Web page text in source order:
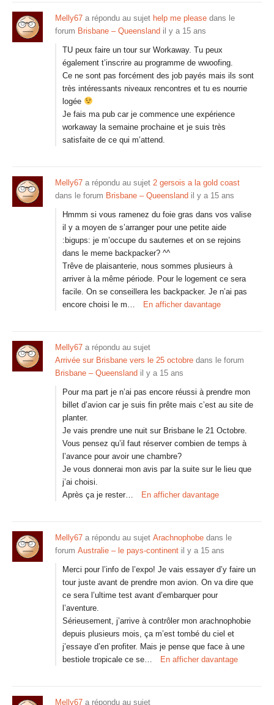
Melly67 a répondu au sujet help me please dans le
forum Brisbane – Queensland il y a 15 ans
TU peux faire un tour sur Workaway. Tu peux
également t’inscrire au programme de wwoofing.
Ce ne sont pas forcément des job payés mais ils sont
très intéressants niveaux rencontres et tu es nourrie
logée
Je fais ma pub car je commence une expérience
workaway la semaine prochaine et je suis très
satisfaite de ce qui m’attend.
Melly67 a répondu au sujet 2 gersois a la gold coast
dans le forum Brisbane – Queensland il y a 15 ans
Hmmm si vous ramenez du foie gras dans vos valise
il y a moyen de s’arranger pour une petite aide
:bigups: je m’occupe du sauternes et on se rejoins
dans le meme backpacker? ^^
Trêve de plaisanterie, nous sommes plusieurs à
arriver à la même période. Pour le logement ce sera
facile. On se conseillera les backpacker. Je n’ai pas
encore choisi le m…
En afficher davantage
Melly67 a répondu au sujet
Arrivée sur Brisbane vers le 25 octobre dans le forum
Brisbane – Queensland il y a 15 ans
Pour ma part je n’ai pas encore réussi à prendre mon
billet d’avion car je suis fin prête mais c’est au site de
planter.
Je vais prendre une nuit sur Brisbane le 21 Octobre.
Vous pensez qu’il faut réserver combien de temps à
l’avance pour avoir une chambre?
Je vous donnerai mon avis par la suite sur le lieu que
j’ai choisi.
Après ça je rester…
En afficher davantage
Melly67 a répondu au sujet Arachnophobe dans le
forum Australie – le pays-continent il y a 15 ans
Merci pour l’info de l’expo! Je vais essayer d’y faire un
tour juste avant de prendre mon avion. On va dire que
ce sera l’ultime test avant d’embarquer pour
l’aventure.
Sérieusement, j’arrive à contrôler mon arachnophobie
depuis plusieurs mois, ça m’est tombé du ciel et
j’essaye d’en profiter. Mais je pense que face à une
bestiole tropicale ce se…
En afficher davantage
Melly67 a répondu au sujet